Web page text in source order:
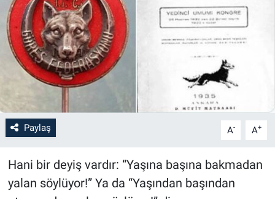
Paylaş A- A+
Hani bir deyiş vardır: “Yaşına başına bakmadan
yalan söylüyor!” Ya da “Yaşından başından